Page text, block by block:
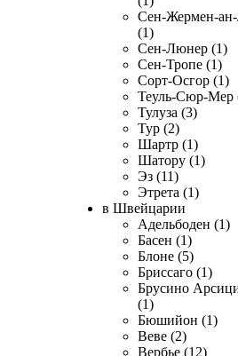
Сен-Жермен-
(1)
Сен-Люнер (1)
Сен-Тропе (1)
Сорт-Осгор (1)
Теуль-Сюр-Мер
Тулуза (3)
Тур (2)
Шартр (1)
Шатору (1)
Эз (11)
Этрета (1)
в Швейцарии
Адельбоден (1)
Басен (1)
Блоне (5)
Бриссаго (1)
Брусино
(1)
Бюшийон (1)
Веве (2)
Вербье (12)